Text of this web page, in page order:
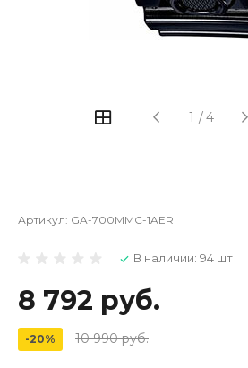
1 /4
Артикул: GA-700MMC-1AER
В наличии: 94 шт
8 792 руб.
-20% 10 990 руб.